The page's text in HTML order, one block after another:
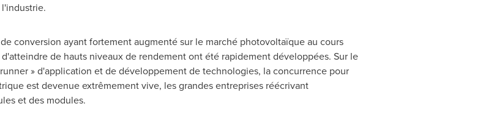
conversion ayant fortement augmenté sur le marché photovoltaïque au cours
de hauts niveaux de rendement ont été rapidement développées. Sur le
» d'application et de développement de technologies, la concurrence pour
est devenue extrêmement vive, les grandes entreprises réécrivant
et des modules.